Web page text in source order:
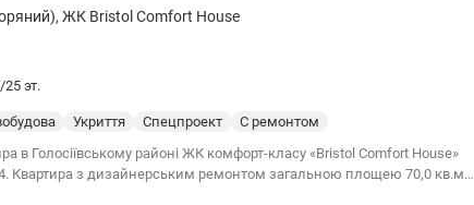
, ЖК Bristol Comfort House
25 эт.
Укриття Спецпроект
С ремонтом
в Голосіївському районі ЖК комфорт-класу «Bristol Comfort House»
Квартира з дизайнерським ремонтом загальною площею 70,0 кв.м.